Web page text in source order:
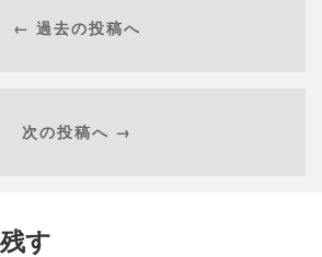
← 過去の投稿へ
次の投稿へ →
す